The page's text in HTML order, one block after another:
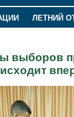
ЛЕТНИЙ
выборов